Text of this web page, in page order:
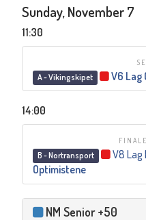
Sunday, November 7
11:30
A - Vikingskipet V6 Lag
14:00
B - Nortransport V8
Optimistene
NM Senior +50